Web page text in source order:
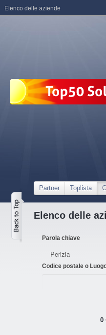
Partner Toplista
Elenco delle
Parola chiave
Codice postale o
0
Elenco delle aziende